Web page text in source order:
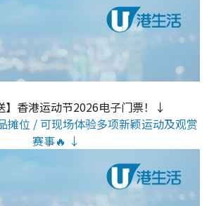
】香港运动节2026电子门票！↓
摊位 / 可现场体验多项新颖运动及观赏
赛事🔥 ↓